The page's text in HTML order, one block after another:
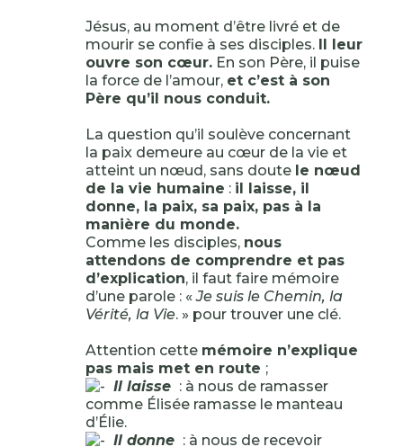
Jésus, au moment d’être livré et de
mourir se confie à ses disciples. Il leur
ouvre son cœur.En son Père, il puise
la force de l’amour, et c’est à son
Père qu’il nous conduit.
La question qu’il soulève concernant
la paix demeure au cœur de la vie et
atteint un nœud, sans doute le nœud
de la vie humaine : il laisse, il
donne, la paix, sa paix, pas à la
manière du monde.
Comme les disciples, nous
attendons de comprendre et pas
d’explication, il faut faire mémoire
d’une parole : «Je suis le Chemin, la
Vérité, la Vie. » pour trouver une clé.
Attention cette mémoire n’explique
pas mais met en route ;
Il laisse : à nous de ramasser
comme Élisée ramasse le manteau
d’Élie.
Il donne : à nous de recevoir